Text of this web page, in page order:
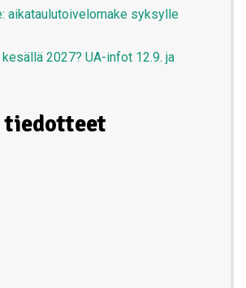
aikataulutoivelomake syksylle
2027? UA-infot 12.9. ja
tiedotteet
2026